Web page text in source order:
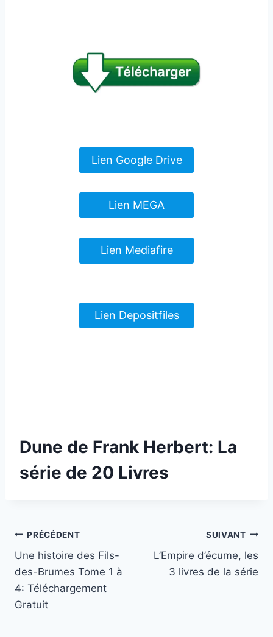
Lien Google Drive
Lien MEGA
Lien Mediafire
Lien Depositfiles
Dune de Frank Herbert: La
série de 20 Livres
Navigation
de
l’article
PRÉCÉDENT
Une histoire des Fils-
des-Brumes Tome 1 à
4: Téléchargement
Gratuit
SUIVANT
L’Empire d’écume, les
3 livres de la série